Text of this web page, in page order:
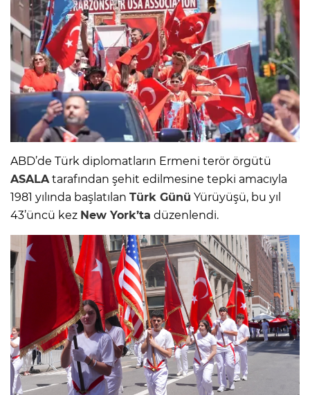
ABD’de Türk diplomatların Ermeni terör örgütü
ASALA tarafından şehit edilmesine tepki amacıyla
1981 yılında başlatılan Türk Günü Yürüyüşü, bu yıl
43’üncü kez New York’ta düzenlendi.